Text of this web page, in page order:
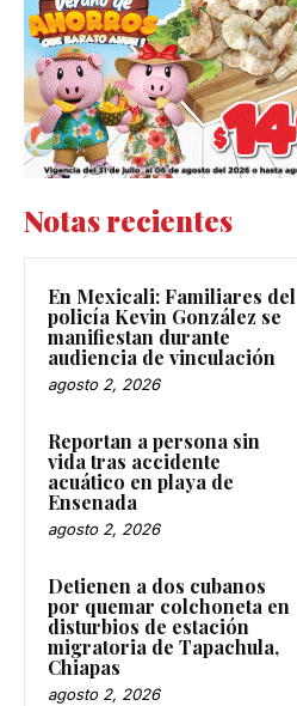
Notas recientes
En Mexicali: Familiares del
policía Kevin González se
manifiestan durante
audiencia de vinculación
agosto 2, 2026
Reportan a persona sin
vida tras accidente
acuático en playa de
Ensenada
agosto 2, 2026
Detienen a dos cubanos
por quemar colchoneta en
disturbios de estación
migratoria de Tapachula,
Chiapas
agosto 2, 2026